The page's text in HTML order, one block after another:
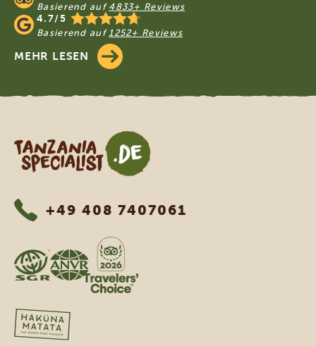
Basierend auf 4833+ Reviews
4.7/5
Basierend auf 1252+ Reviews
MEHR LESEN
Tanzania Specialist
+49 408 7407061